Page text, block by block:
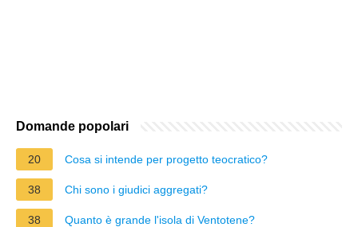
Domande popolari
20 Cosa si intende per progetto teocratico?
38 Chi sono i giudici aggregati?
38 Quanto è grande l'isola di Ventotene?